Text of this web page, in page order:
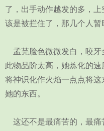
了，出手动作越发的多，
该是被拦住了，那几个人暂
孟芫脸色微微发白，咬牙
此物品阶太高，她炼化的
将神识化作火焰一点点将
她的东西。
这还不是最痛苦的，最痛